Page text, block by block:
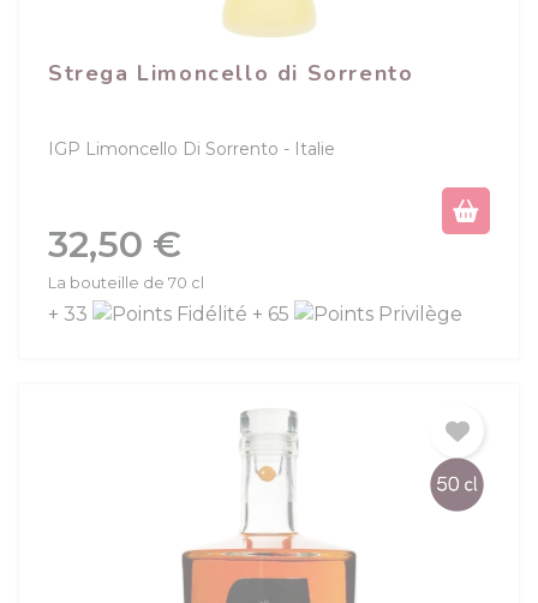
Strega Limoncello di Sorrento
IGP Limoncello Di Sorrento Italie
Prix
32,50 €
La bouteille de 70 cl
+ 33 + 65